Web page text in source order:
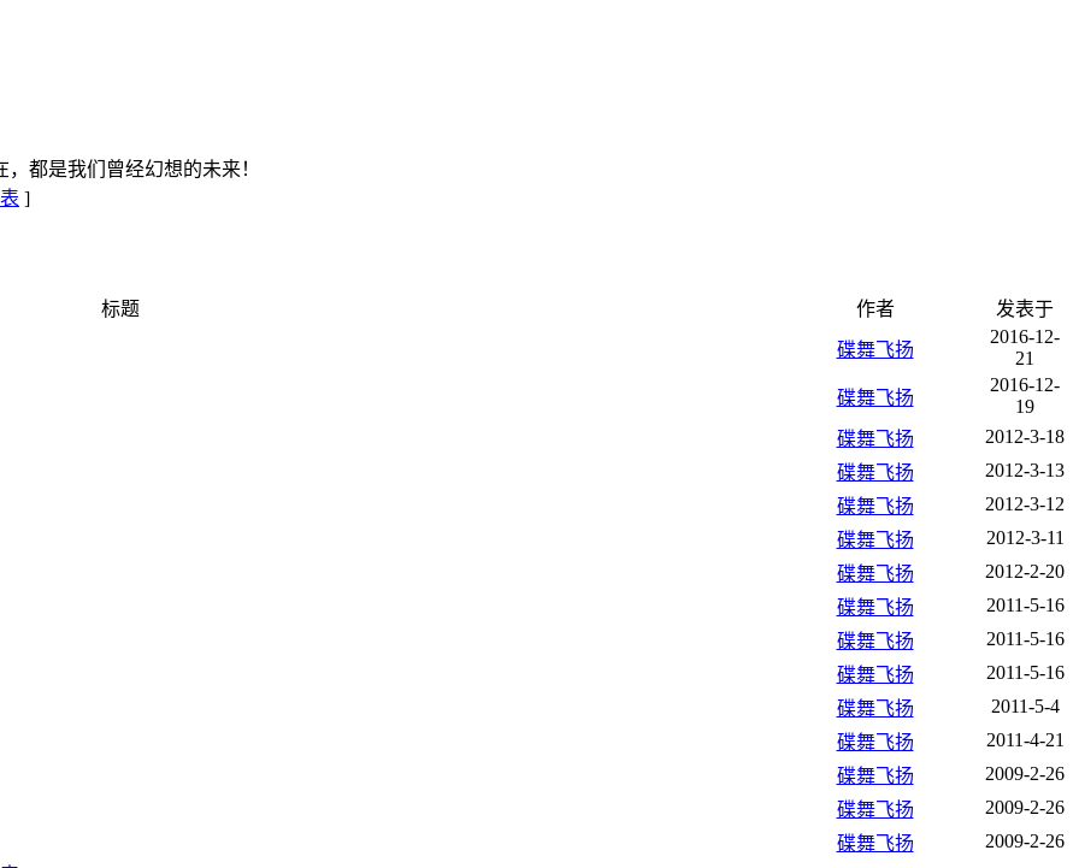
都是我们曾经幻想的未来！
]
标题 作者
发表于
碟舞飞扬
2016-12-
21
碟舞飞扬
2016-12-
19
碟舞飞扬
2012-3-18
碟舞飞扬
2012-3-13
碟舞飞扬
2012-3-12
碟舞飞扬
2012-3-11
碟舞飞扬
2012-2-20
碟舞飞扬
2011-5-16
碟舞飞扬
2011-5-16
碟舞飞扬
2011-5-16
碟舞飞扬
2011-5-4
碟舞飞扬
2011-4-21
碟舞飞扬
2009-2-26
碟舞飞扬
2009-2-26
碟舞飞扬
2009-2-26